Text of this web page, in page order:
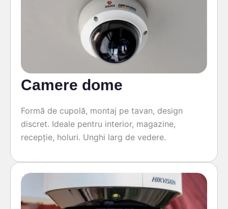
Camere dome
Formă de cupolă, montaj pe tavan, design
discret. Ideale pentru interior, magazine,
recepție, holuri. Unghi larg de vedere.